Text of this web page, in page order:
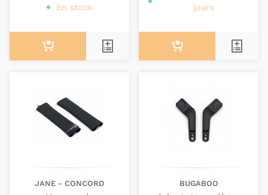
En stock
jours
JANE - CONCORD BUGABOO